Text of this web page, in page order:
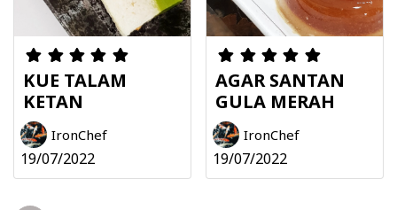
KUE TALAM
KETAN
IronChef
19/07/2022
AGAR SANTAN
GULA MERAH
IronChef
19/07/2022